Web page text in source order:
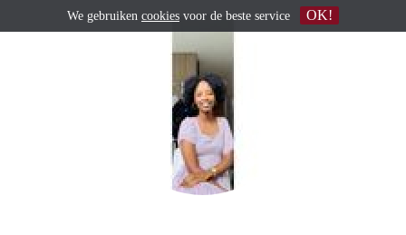
We gebruiken cookies voor de beste service OK!